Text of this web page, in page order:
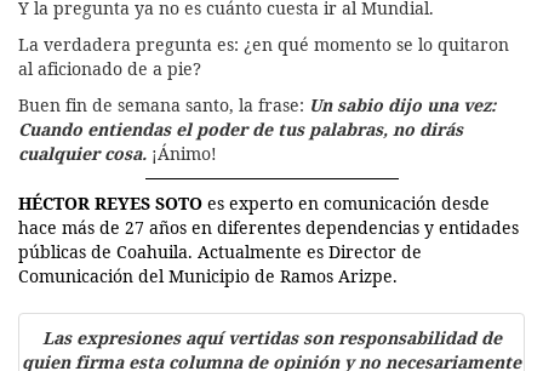
Y la pregunta ya no es cuánto cuesta ir al Mundial.
La verdadera pregunta es: ¿en qué momento se lo quitaron
al aficionado de a pie?
Buen fin de semana santo, la frase: Un sabio dijo una vez:
Cuando entiendas el poder de tus palabras, no dirás
cualquier cosa. ¡Ánimo!
HÉCTOR REYES SOTO es experto en comunicación desde
hace más de 27 años en diferentes dependencias y entidades
públicas de Coahuila. Actualmente es Director de
Comunicación del Municipio de Ramos Arizpe.
Las expresiones aquí vertidas son responsabilidad de
quien firma esta columna de opinión y no necesariamente